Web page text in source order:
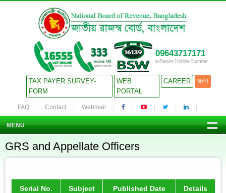
09643717171
e-Return Hotline Number
TAX PAYER SURVEY-
FORM
WEB
PORTAL
CAREER বাংলা
FAQ Contact Webmail
MENU
GRS and Appellate Officers
Serial No. Subject Published Date Details